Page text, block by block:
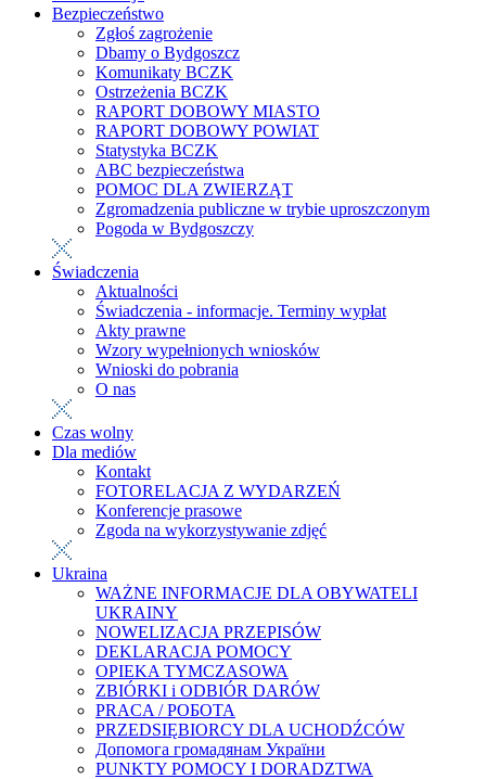
Bezpieczeństwo
Zgłoś zagrożenie
Dbamy o Bydgoszcz
Komunikaty BCZK
Ostrzeżenia BCZK
RAPORT DOBOWY MIASTO
RAPORT DOBOWY POWIAT
Statystyka BCZK
ABC bezpieczeństwa
POMOC DLA ZWIERZĄT
Zgromadzenia publiczne w trybie uproszczonym
Pogoda w Bydgoszczy
Świadczenia
Aktualności
Świadczenia - informacje. Terminy wypłat
Akty prawne
Wzory wypełnionych wniosków
Wnioski do pobrania
O nas
Czas wolny
Dla mediów
Kontakt
FOTORELACJA Z WYDARZEŃ
Konferencje prasowe
Zgoda na wykorzystywanie zdjęć
Ukraina
WAŻNE INFORMACJE DLA OBYWATELI
UKRAINY
NOWELIZACJA PRZEPISÓW
DEKLARACJA POMOCY
OPIEKA TYMCZASOWA
ZBIÓRKI i ODBIÓR DARÓW
PRACA / РОБОТА
PRZEDSIĘBIORCY DLA UCHODŹCÓW
Допомога громадянам України
PUNKTY POMOCY I DORADZTWA